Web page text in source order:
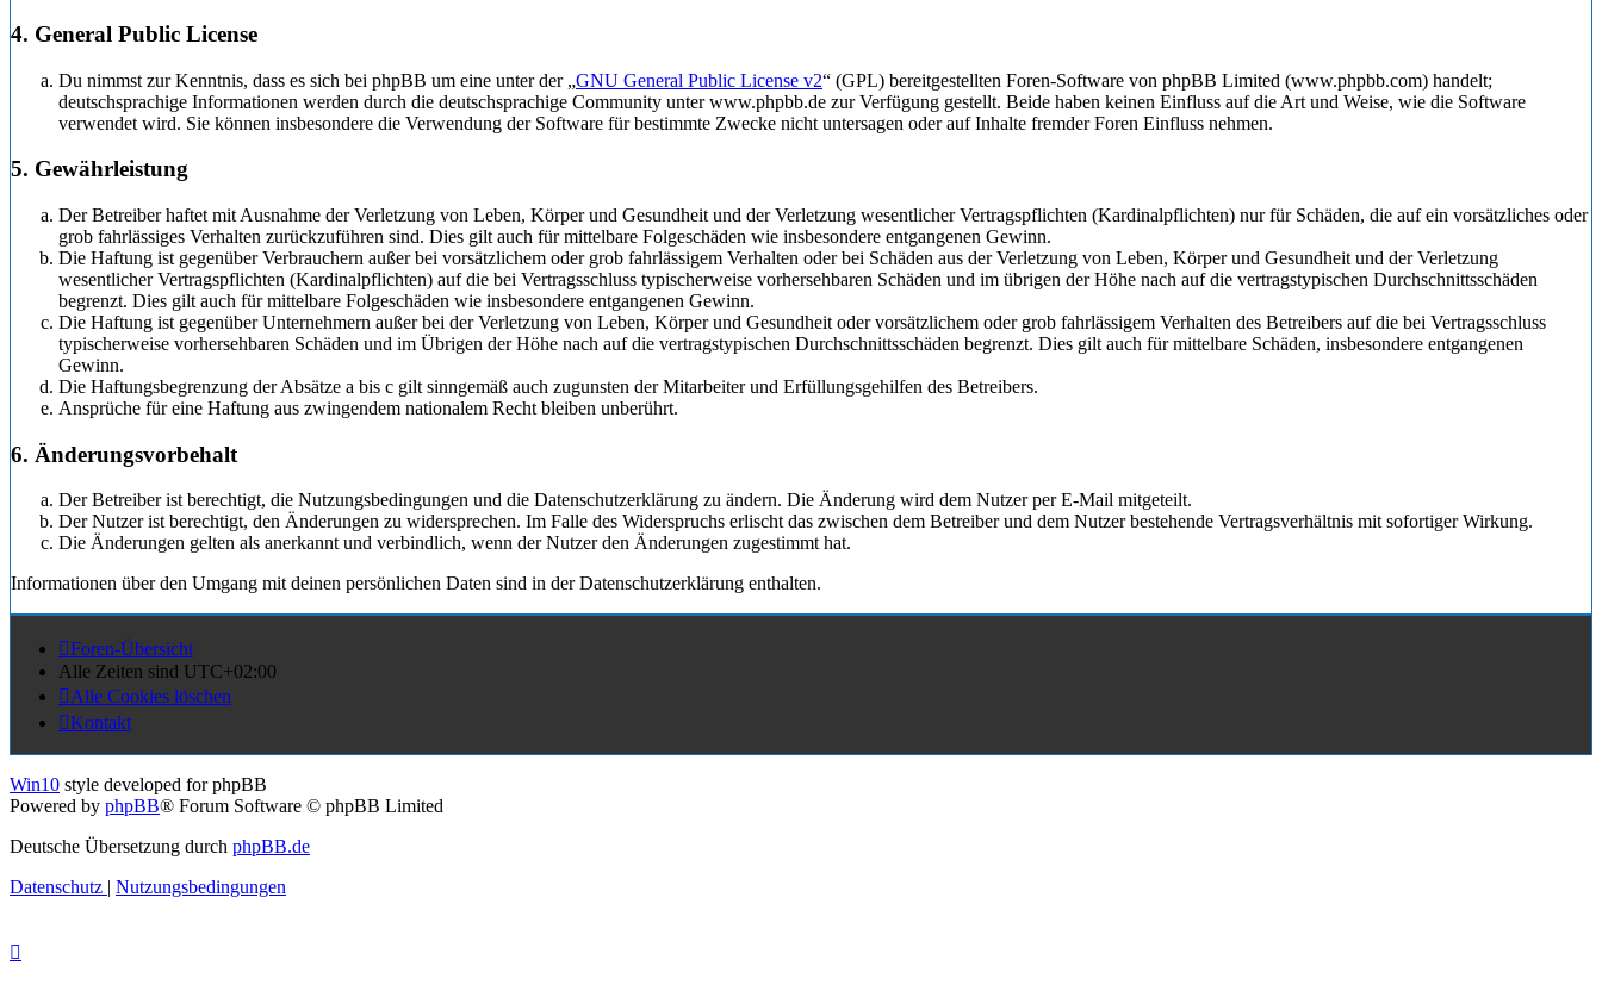
4. General Public License
Du nimmst zur Kenntnis, dass es sich bei phpBB um eine unter der „GNU General Public License v2“ (GPL) bereitgestellten Foren-Software von phpBB Limited (www.phpbb.com) handelt;
deutschsprachige Informationen werden durch die deutschsprachige Community unter www.phpbb.de zur Verfügung gestellt. Beide haben keinen Einfluss auf die Art und Weise, wie die Software
verwendet wird. Sie können insbesondere die Verwendung der Software für bestimmte Zwecke nicht untersagen oder auf Inhalte fremder Foren Einfluss nehmen.
5. Gewährleistung
Der Betreiber haftet mit Ausnahme der Verletzung von Leben, Körper und Gesundheit und der Verletzung wesentlicher Vertragspflichten (Kardinalpflichten) nur für Schäden, die auf ein vorsätzliches oder
grob fahrlässiges Verhalten zurückzuführen sind. Dies gilt auch für mittelbare Folgeschäden wie insbesondere entgangenen Gewinn.
Die Haftung ist gegenüber Verbrauchern außer bei vorsätzlichem oder grob fahrlässigem Verhalten oder bei Schäden aus der Verletzung von Leben, Körper und Gesundheit und der Verletzung
wesentlicher Vertragspflichten (Kardinalpflichten) auf die bei Vertragsschluss typischerweise vorhersehbaren Schäden und im übrigen der Höhe nach auf die vertragstypischen Durchschnittsschäden
begrenzt. Dies gilt auch für mittelbare Folgeschäden wie insbesondere entgangenen Gewinn.
Die Haftung ist gegenüber Unternehmern außer bei der Verletzung von Leben, Körper und Gesundheit oder vorsätzlichem oder grob fahrlässigem Verhalten des Betreibers auf die bei Vertragsschluss
typischerweise vorhersehbaren Schäden und im Übrigen der Höhe nach auf die vertragstypischen Durchschnittsschäden begrenzt. Dies gilt auch für mittelbare Schäden, insbesondere entgangenen
Gewinn.
Die Haftungsbegrenzung der Absätze a bis c gilt sinngemäß auch zugunsten der Mitarbeiter und Erfüllungsgehilfen des Betreibers.
Ansprüche für eine Haftung aus zwingendem nationalem Recht bleiben unberührt.
6. Änderungsvorbehalt
Der Betreiber ist berechtigt, die Nutzungsbedingungen und die Datenschutzerklärung zu ändern. Die Änderung wird dem Nutzer per E-Mail mitgeteilt.
Der Nutzer ist berechtigt, den Änderungen zu widersprechen. Im Falle des Widerspruchs erlischt das zwischen dem Betreiber und dem Nutzer bestehende Vertragsverhältnis mit sofortiger Wirkung.
Die Änderungen gelten als anerkannt und verbindlich, wenn der Nutzer den Änderungen zugestimmt hat.
Informationen über den Umgang mit deinen persönlichen Daten sind in der Datenschutzerklärung enthalten.
Foren-Übersicht
Alle Zeiten sind UTC+02:00
Alle Cookies löschen
Kontakt
Win10 style developed for phpBB
Powered by phpBB® Forum Software © phpBB Limited
Deutsche Übersetzung durch phpBB.de
Datenschutz
Nutzungsbedingungen